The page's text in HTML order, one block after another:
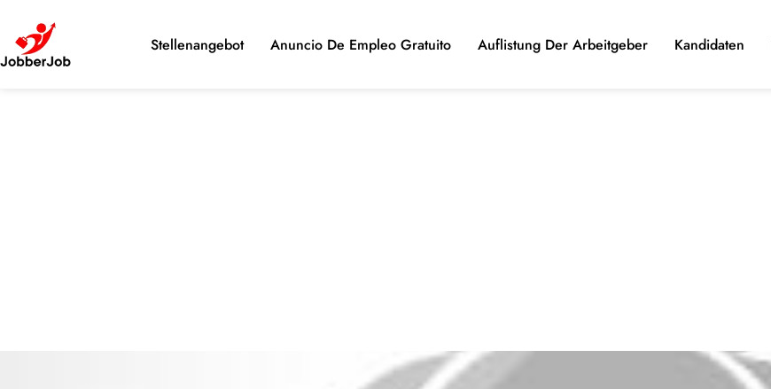
Stellenangebot Anuncio De Empleo Gratuito Auflistung Der Arbeitgeber Kandidaten